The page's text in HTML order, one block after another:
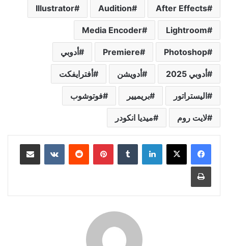
After Effects
Audition
Illustrator
Lightroom
Media Encoder
Photoshop
Premiere أدوبي
أدوبي 2025 أدويشن أفترايفكت
اليستراتور بريميير فوتوشوب
لايت روم ميديا انكودر
لينكدإن بينتيريست مشاركة عبر البريد
طباعة